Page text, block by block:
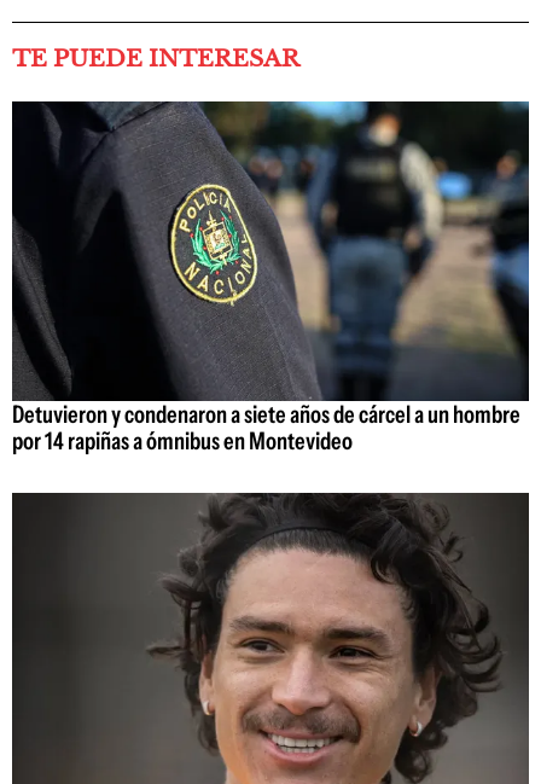
TE PUEDE INTERESAR
Detuvieron y condenaron a siete años de cárcel a un hombre
por 14 rapiñas a ómnibus en Montevideo